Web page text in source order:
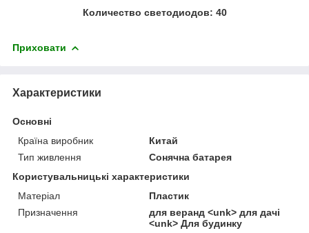
Количество светодиодов: 40
Приховати
Характеристики
Основні
Країна виробник
Китай
Тип живлення
Сонячна батарея
Користувальницькі характеристики
Матеріал
Пластик
Призначення
для веранд <unk> для дачі
<unk> Для будинку